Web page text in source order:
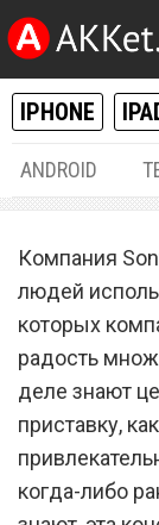
IPHONE
ANDROID
Sony
4 до
Компания
людей
которых
радость
деле знают
приставку,
когда-либо